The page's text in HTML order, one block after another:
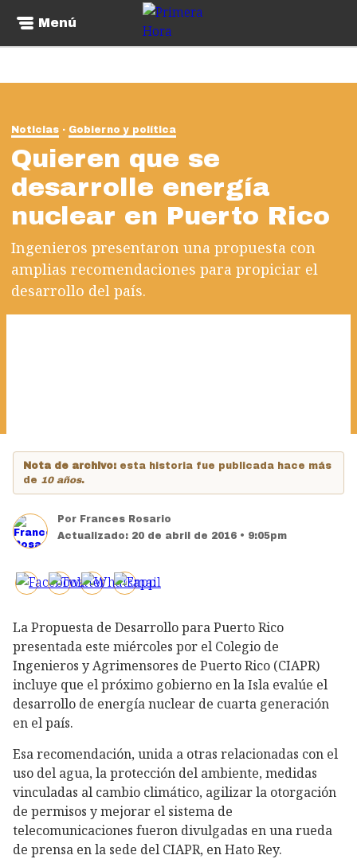
Menú
Noticias Gobierno y política
Quieren que se
desarrolle energía
nuclear en Puerto Rico
Ingenieros presentaron una propuesta con
amplias recomendaciones para propiciar el
desarrollo del país.
Nota de archivo: esta historia fue publicada hace más
de 10 años.
Por Frances Rosario
Actualizado: 20 de abril de 2016 • 9:05pm
La Propuesta de Desarrollo para Puerto Rico
presentada este miércoles por el Colegio de
Ingenieros y Agrimensores de Puerto Rico (CIAPR)
incluye que el próximo gobierno en la Isla evalúe el
desarrollo de energía nuclear de cuarta generación
en el país.
Esa recomendación, unida a otras relacionadas con el
uso del agua, la protección del ambiente, medidas
vinculadas al cambio climático, agilizar la otorgación
de permisos y mejorar el sistema de
telecomunicaciones fueron divulgadas en una rueda
de prensa en la sede del CIAPR, en Hato Rey.